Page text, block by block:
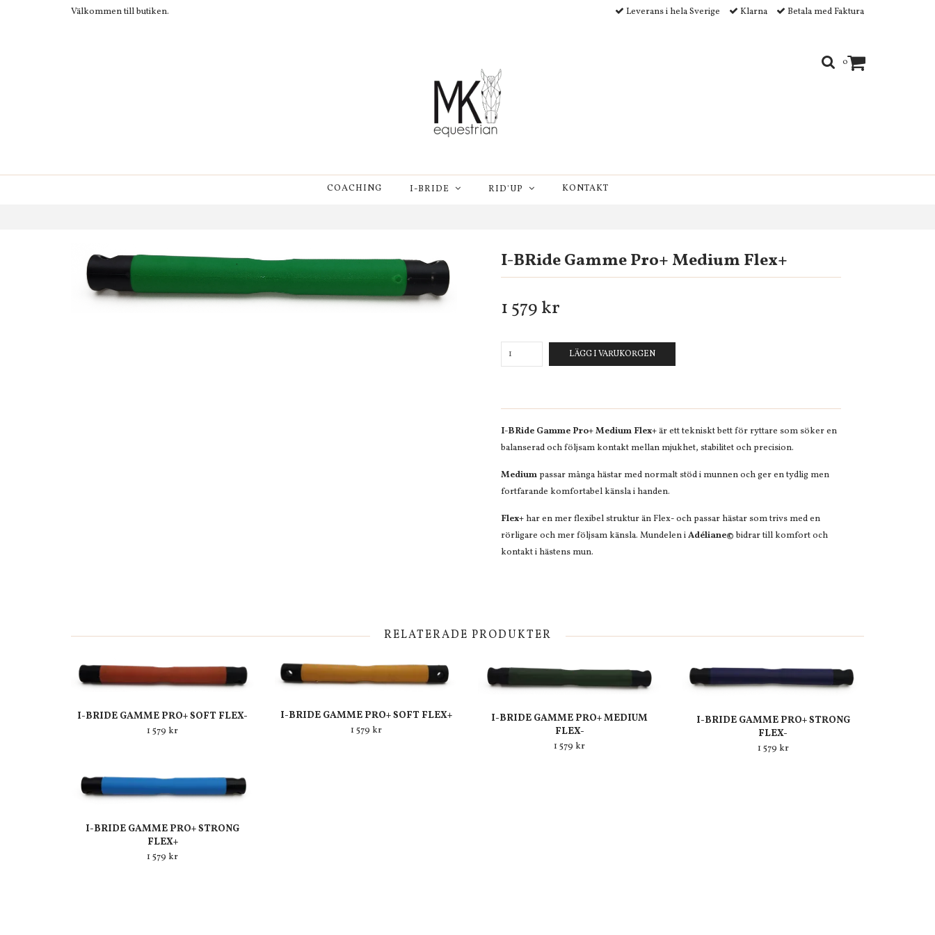
Välkommen till butiken. Leverans i hela Sverige Klarna Betala med Faktura
0
COACHING I-BRIDE RID'UP KONTAKT
I-BRide Gamme Pro+ Medium Flex+
1 579 kr
LÄGG I VARUKORGEN
I-BRide Gamme Pro+ Medium Flex+är ett tekniskt bett för ryttare som söker en
balanserad och följsam kontakt mellan mjukhet, stabilitet och precision.
Medium passar många hästar med normalt stöd i munnen och ger en tydlig men
fortfarande komfortabel känsla i handen.
Flex+ har en mer flexibel struktur än Flex- och passar hästar som trivs med en
rörligare och mer följsam känsla. Mundelen iAdéliane© bidrar till komfort och
kontakt i hästens mun.
RELATERADE PRODUKTER
I-BRIDE GAMME PRO+ SOFT FLEX-
1 579 kr
I-BRIDE GAMME PRO+ SOFT FLEX+
1 579 kr
I-BRIDE GAMME PRO+ MEDIUM
FLEX-
1 579 kr
I-BRIDE GAMME PRO+ STRONG
FLEX-
1 579 kr
I-BRIDE GAMME PRO+ STRONG
FLEX+
1 579 kr